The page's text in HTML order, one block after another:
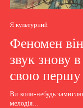
Я культурний
Феномен
звук знову
свою першу
Ви коли-небудь
мелодія...